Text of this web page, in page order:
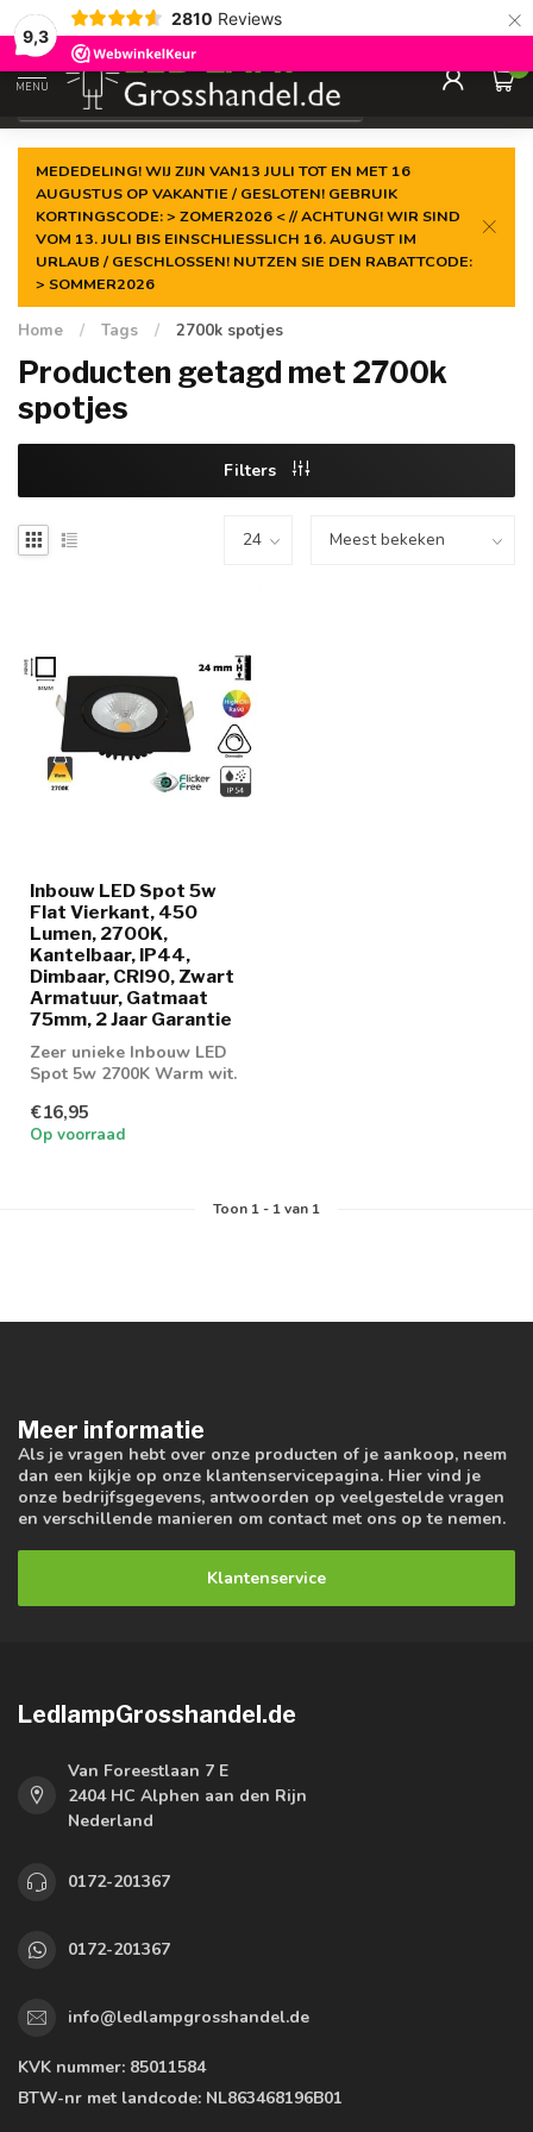
9,3
2810 Reviews ×
Gegarandeerde delaagste prijs
MENU
0
MEDEDELING! WIJ ZIJN VAN13 JULI TOT EN MET 16
AUGUSTUS OP VAKANTIE / GESLOTEN! GEBRUIK
KORTINGSCODE: > ZOMER2026 < // ACHTUNG! WIR SIND
VOM 13. JULI BIS EINSCHLIESSLICH 16. AUGUST IM
URLAUB / GESCHLOSSEN! NUTZEN SIE DEN RABATTCODE:
> SOMMER2026
Home / Tags / 2700k spotjes
Producten getagd met 2700k
spotjes
Filters
Inbouw LED Spot 5w
Flat Vierkant, 450
Lumen, 2700K,
Kantelbaar, IP44,
Dimbaar, CRI90, Zwart
Armatuur, Gatmaat
75mm, 2 Jaar Garantie
Zeer unieke Inbouw LED
Spot 5w 2700K Warm wit.
badkamer, s...
€16,95
Op voorraad
Toon 1- 1van 1
Meer informatie
Als je vragen hebt over onze producten of je aankoop, neem
dan een kijkje op onze klantenservicepagina. Hier vind je
onze bedrijfsgegevens, antwoorden op veelgestelde vragen
en verschillende manieren om contact met ons op te nemen.
Klantenservice
LedlampGrosshandel.de
Van Foreestlaan 7 E
2404 HC Alphen aan den Rijn
Nederland
0172-201367
0172-201367
info@ledlampgrosshandel.de
KVK nummer: 85011584
BTW-nr met landcode: NL863468196B01